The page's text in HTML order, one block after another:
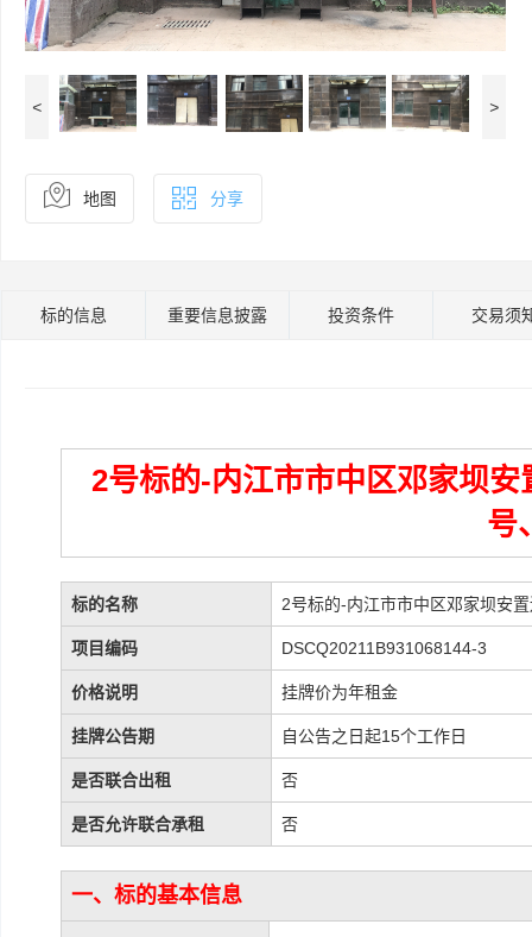
< >
地图 分享
标的信息 重要信息披露 投资条件 交易须
2号标的-内江市市中区邓家坝
号
标的名称 2号标的-内江市市中区邓家坝安
项目编码 DSCQ20211B931068144-3
价格说明 挂牌价为年租金
挂牌公告期 自公告之日起15个工作日
是否联合出租 否
是否允许联合承租 否
一、标的基本信息